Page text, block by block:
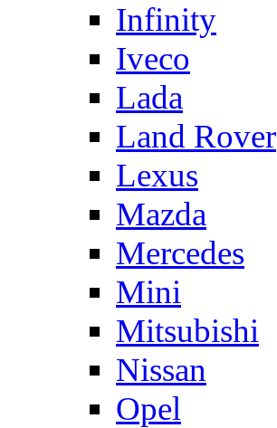
Infinity
Iveco
Lada
Land Rover
Lexus
Mazda
Mercedes
Mini
Mitsubishi
Nissan
Opel